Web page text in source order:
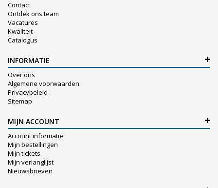
Contact
Ontdek ons team
Vacatures
Kwaliteit
Catalogus
INFORMATIE
Over ons
Algemene voorwaarden
Privacybeleid
Sitemap
MIJN ACCOUNT
Account informatie
Mijn bestellingen
Mijn tickets
Mijn verlanglijst
Nieuwsbrieven